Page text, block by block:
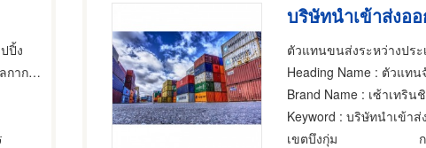
ปิ้ง
กร,ศุลกากร
บริษัทนำเข้าส่งอ
ตัวแทนขนส่งระหว่างประ
Heading Name : ตัวแทนจัดการพิธีการ
Brand Name : เซ้าเทริน
Keyword : บริษัทนำเข้าส่
เขตบึงกุ่ม